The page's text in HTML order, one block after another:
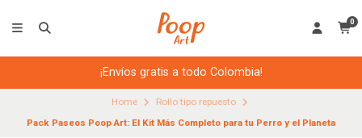
0
¡Envíos gratis a todo Colombia!
Home
Rollo tipo repuesto
Pack Paseos Poop Art: El Kit Más Completo para tu Perro y el Planeta